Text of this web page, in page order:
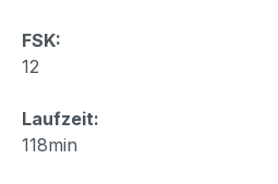
FSK:
12
Laufzeit:
118min